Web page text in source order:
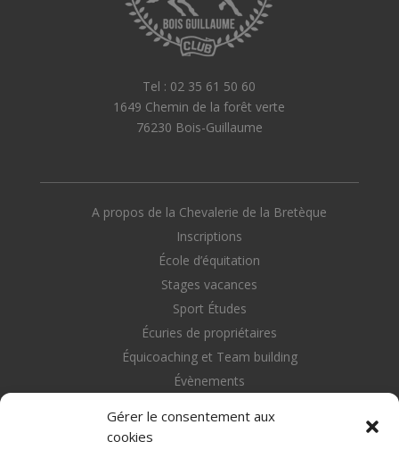
Gérer le consentement aux
cookies
Tel : 02 35 61 50 60
1649 Chemin de la forêt verte
76230 Bois-Guillaume
A propos de la Chevalerie de la Bretèque
Inscriptions
École d’équitation
Stages vacances
Sport Études
Écuries de propriétaires
Équicoaching et Team building
Évènements